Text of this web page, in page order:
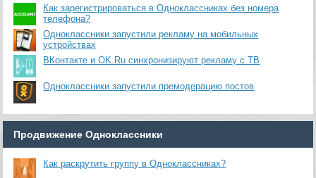
Как зарегистрироваться в Одноклассниках без номера
телефона?
Одноклассники запустили рекламу на мобильных
устройствах
ВКонтакте и OK.Ru синхронизируют рекламу с ТВ
Одноклассники запустили премодерацию постов
Продвижение Одноклассники
Как раскрутить группу в Одноклассниках?